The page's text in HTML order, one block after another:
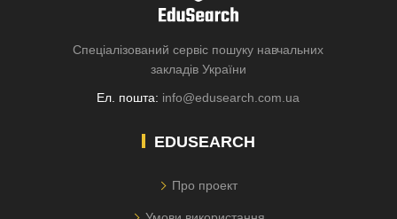
Спеціалізований сервіс пошуку навчальних
закладів України
Ел. пошта: info@edusearch.com.ua
EDUSEARCH
Про проект